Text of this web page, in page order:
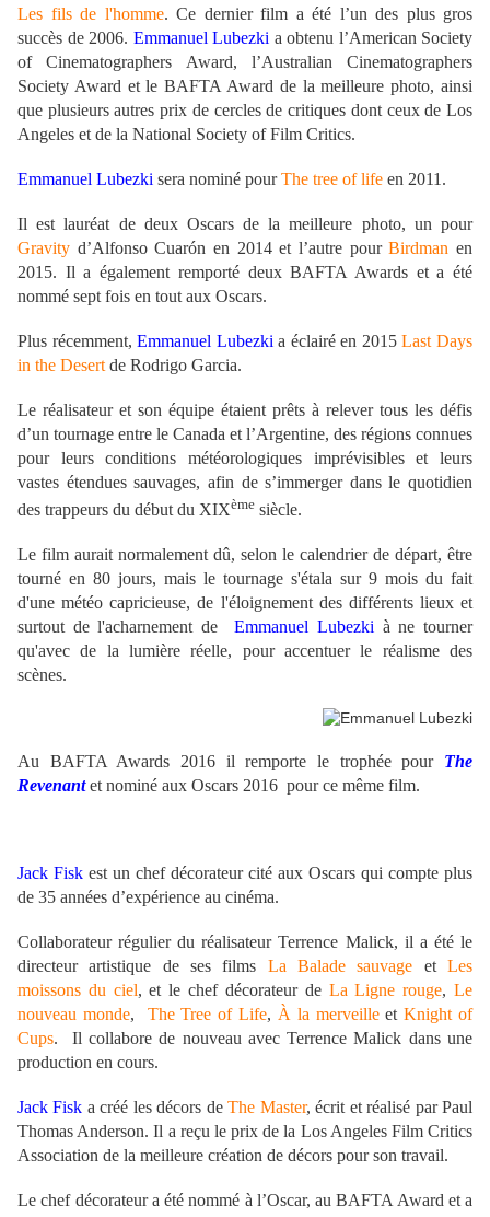
Les fils de l'homme. Ce dernier film a été l’un des plus gros
succès de 2006. Emmanuel Lubezki a obtenu l’American Society
of Cinematographers Award, l’Australian Cinematographers
Society Award et le BAFTA Award de la meilleure photo, ainsi
que plusieurs autres prix de cercles de critiques dont ceux de Los
Angeles et de la National Society of Film Critics.
Emmanuel Lubezki sera nominé pourThe tree of life en 2011.
Il est lauréat de deux Oscars de la meilleure photo, un pour
Gravity d’Alfonso Cuarón en 2014 et l’autre pourBirdman en
2015. Il a également remporté deux BAFTA Awards et a été
nommé sept fois en tout aux Oscars.
Plus récemment,Emmanuel Lubezki a éclairé en 2015Last Days
in the Desert de Rodrigo Garcia.
Le réalisateur et son équipe étaient prêts à relever tous les défis
d’un tournage entre le Canada et l’Argentine, des régions connues
pour leurs conditions météorologiques imprévisibles et leurs
vastes étendues sauvages, afin de s’immerger dans le quotidien
des trappeurs du début du XIXème siècle.
Le film aurait normalement dû, selon le calendrier de départ, être
tourné en 80 jours, mais le tournage s'étala sur 9 mois du fait
d'une météo capricieuse, de l'éloignement des différents lieux et
surtout de l'acharnement deEmmanuel Lubezki à ne tourner
qu'avec de la lumière réelle, pour accentuer le réalisme des
scènes.
Au BAFTA Awards 2016 il remporte le trophée pour The
Revenantet nominé aux Oscars 2016 pour ce même film.
Jack Fisk est un chef décorateur cité aux Oscars qui compte plus
de 35 années d’expérience au cinéma.
Collaborateur régulier du réalisateur Terrence Malick, il a été le
directeur artistique de ses films La Balade sauvage etLes
moissons du ciel, et le chef décorateur de La Ligne rouge,Le
nouveau monde, The Tree of Life, À la merveilleetKnight of
Cups. Il collabore de nouveau avec Terrence Malick dans une
production en cours.
Jack Fisk a créé les décors deThe Master, écrit et réalisé par Paul
Thomas Anderson. Il a reçu le prix de la Los Angeles Film Critics
Association de la meilleure création de décors pour son travail.
Le chef décorateur a été nommé à l’Oscar, au BAFTA Award et a